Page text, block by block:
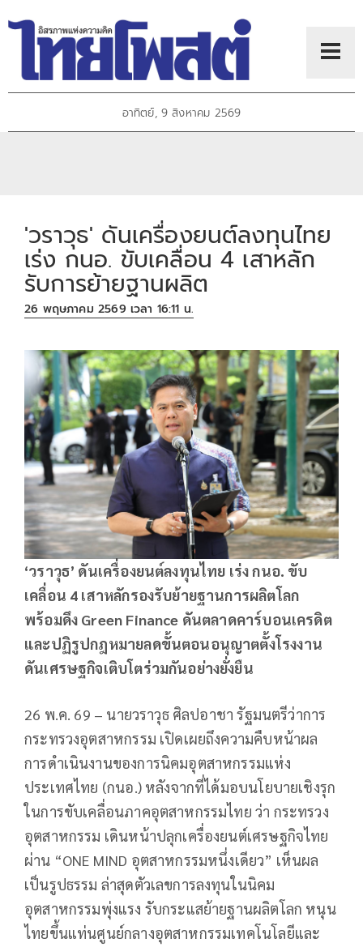
อาทิตย์, 9 สิงหาคม 2569
'วราวุธ' ดันเครื่องยนต์ลงทุนไทย
เร่ง กนอ. ขับเคลื่อน 4 เสาหลัก
รับการย้ายฐานผลิต
26 พฤษภาคม 2569 เวลา 16:11 น.
‘วราวุธ’ ดันเครื่องยนต์ลงทุนไทย เร่ง กนอ. ขับ
เคลื่อน 4 เสาหลักรองรับย้ายฐานการผลิตโลก
พร้อมดึง Green Finance ดันตลาดคาร์บอนเครดิต
และปฏิรูปกฎหมายลดขั้นตอนอนุญาตตั้งโรงงาน
ดันเศรษฐกิจเติบโตร่วมกันอย่างยั่งยืน
26 พ.ค. 69 – นายวราวุธ ศิลปอาชา รัฐมนตรีว่าการ
กระทรวงอุตสาหกรรม เปิดเผยถึงความคืบหน้าผล
การดำเนินงานของการนิคมอุตสาหกรรมแห่ง
ประเทศไทย (กนอ.) หลังจากที่ได้มอบนโยบายเชิงรุก
ในการขับเคลื่อนภาคอุตสาหกรรมไทย ว่า กระทรวง
อุตสาหกรรม เดินหน้าปลุกเครื่องยนต์เศรษฐกิจไทย
ผ่าน “ONE MIND อุตสาหกรรมหนึ่งเดียว” เห็นผล
เป็นรูปธรรม ล่าสุดตัวเลขการลงทุนในนิคม
อุตสาหกรรมพุ่งแรง รับกระแสย้ายฐานผลิตโลก หนุน
ไทยขึ้นแท่นศูนย์กลางอุตสาหกรรมเทคโนโลยีและ